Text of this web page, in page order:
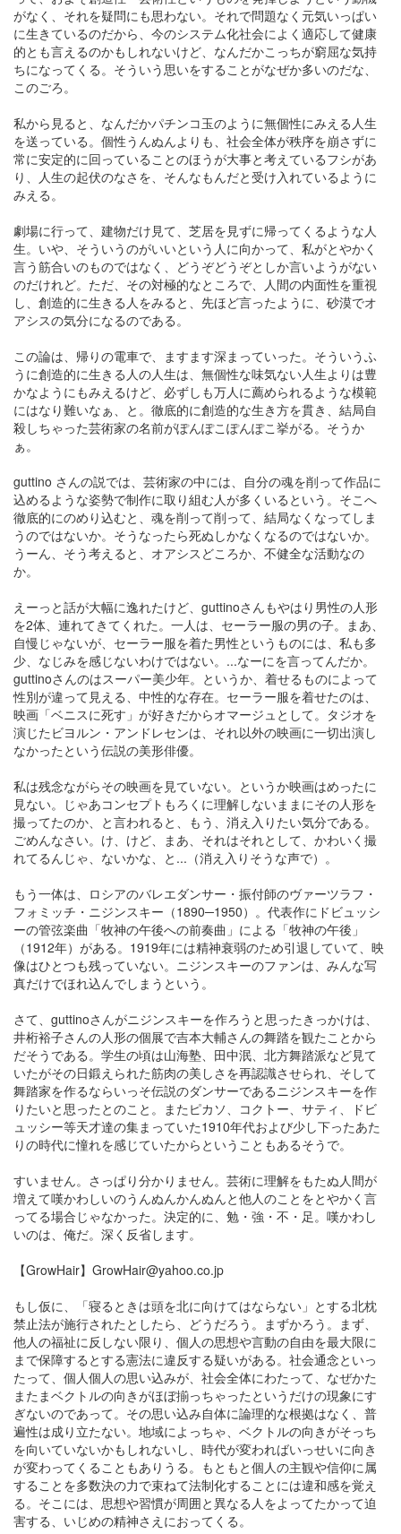
がなく、それを疑問にも思わない。それで問題なく元気いっぱい
に生きているのだから、今のシステム化社会によく適応して健康
的とも言えるのかもしれないけど、なんだかこっちが窮屈な気持
ちになってくる。そういう思いをすることがなぜか多いのだな、
このごろ。
私から見ると、なんだかパチンコ玉のように無個性にみえる人生
を送っている。個性うんぬんよりも、社会全体が秩序を崩さずに
常に安定的に回っていることのほうが大事と考えているフシがあ
り、人生の起伏のなさを、そんなもんだと受け入れているように
みえる。
劇場に行って、建物だけ見て、芝居を見ずに帰ってくるような人
生。いや、そういうのがいいという人に向かって、私がとやかく
言う筋合いのものではなく、どうぞどうぞとしか言いようがない
のだけれど。ただ、その対極的なところで、人間の内面性を重視
し、創造的に生きる人をみると、先ほど言ったように、砂漠でオ
アシスの気分になるのである。
この論は、帰りの電車で、ますます深まっていった。そういうふ
うに創造的に生きる人の人生は、無個性な味気ない人生よりは豊
かなようにもみえるけど、必ずしも万人に薦められるような模範
にはなり難いなぁ、と。徹底的に創造的な生き方を貫き、結局自
殺しちゃった芸術家の名前がぽんぽこぽんぽこ挙がる。そうか
ぁ。
guttino さんの説では、芸術家の中には、自分の魂を削って作品に
込めるような姿勢で制作に取り組む人が多くいるという。そこへ
徹底的にのめり込むと、魂を削って削って、結局なくなってしま
うのではないか。そうなったら死ぬしかなくなるのではないか。
うーん、そう考えると、オアシスどころか、不健全な活動なの
か。
えーっと話が大幅に逸れたけど、guttinoさんもやはり男性の人形
を2体、連れてきてくれた。一人は、セーラー服の男の子。まあ、
自慢じゃないが、セーラー服を着た男性というものには、私も多
少、なじみを感じないわけではない。...なーにを言ってんだか。
guttinoさんのはスーパー美少年。というか、着せるものによって
性別が違って見える、中性的な存在。セーラー服を着せたのは、
映画「ベニスに死す」が好きだからオマージュとして。タジオを
演じたビヨルン・アンドレセンは、それ以外の映画に一切出演し
なかったという伝説の美形俳優。
私は残念ながらその映画を見ていない。というか映画はめったに
見ない。じゃあコンセプトもろくに理解しないままにその人形を
撮ってたのか、と言われると、もう、消え入りたい気分である。
ごめんなさい。け、けど、まあ、それはそれとして、かわいく撮
れてるんじゃ、ないかな、と...（消え入りそうな声で）。
もう一体は、ロシアのバレエダンサー・振付師のヴァーツラフ・
フォミッチ・ニジンスキー（1890─1950）。代表作にドビュッシ
ーの管弦楽曲「牧神の午後への前奏曲」による「牧神の午後」
（1912年）がある。1919年には精神衰弱のため引退していて、映
像はひとつも残っていない。ニジンスキーのファンは、みんな写
真だけでほれ込んでしまうという。
さて、guttinoさんがニジンスキーを作ろうと思ったきっかけは、
井桁裕子さんの人形の個展で吉本大輔さんの舞踏を観たことから
だそうである。学生の頃は山海塾、田中泯、北方舞踏派など見て
いたがその日鍛えられた筋肉の美しさを再認識させられ、そして
舞踏家を作るならいっそ伝説のダンサーであるニジンスキーを作
りたいと思ったとのこと。またピカソ、コクトー、サティ、ドビ
ュッシー等天才達の集まっていた1910年代および少し下ったあた
りの時代に憧れを感じていたからということもあるそうで。
すいません。さっぱり分かりません。芸術に理解をもたぬ人間が
増えて嘆かわしいのうんぬんかんぬんと他人のことをとやかく言
ってる場合じゃなかった。決定的に、勉・強・不・足。嘆かわし
いのは、俺だ。深く反省します。
【GrowHair】GrowHair@yahoo.co.jp
もし仮に、「寝るときは頭を北に向けてはならない」とする北枕
禁止法が施行されたとしたら、どうだろう。まずかろう。まず、
他人の福祉に反しない限り、個人の思想や言動の自由を最大限に
まで保障するとする憲法に違反する疑いがある。社会通念といっ
たって、個人個人の思い込みが、社会全体にわたって、なぜかた
またまベクトルの向きがほぼ揃っちゃったというだけの現象にす
ぎないのであって。その思い込み自体に論理的な根拠はなく、普
遍性は成り立たない。地域によっちゃ、ベクトルの向きがそっち
を向いていないかもしれないし、時代が変わればいっせいに向き
が変わってくることもありうる。もともと個人の主観や信仰に属
することを多数決の力で束ねて法制化することには違和感を覚え
る。そこには、思想や習慣が周囲と異なる人をよってたかって迫
害する、いじめの精神さえにおってくる。